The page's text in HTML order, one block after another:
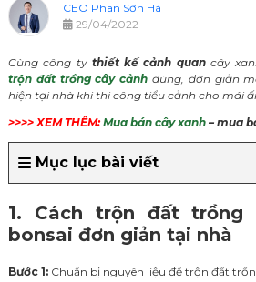
CEO Phan Sơn Hà
29/04/2022
Cùng công ty thiết kế cảnh quancây
trộn đất trồng cây cảnh đúng, đơn giản
hiện tại nhà khi thi công tiểu cảnh cho mái
>>>> XEM THÊM:Mua bán cây xanh – mua
Mục lục bài viết
1. Cách trộn đất trồng
bonsai đơn giản tại nhà
Bước 1: Chuẩn bị nguyên liệu để trộn đất